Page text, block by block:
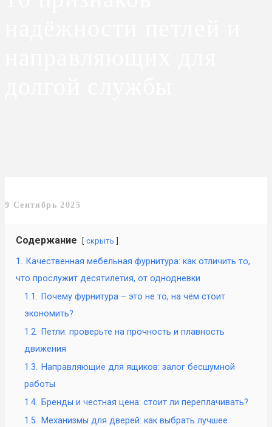
9 Сентябрь 2025
Содержание скрыть
1. Качественная мебельная фурнитура: как отличить то,
что прослужит десятилетия, от однодневки
1.1. Почему фурнитура – это не то, на чём стоит
экономить?
1.2. Петли: проверьте на прочность и плавность
движения
1.3. Направляющие для ящиков: залог бесшумной
работы
1.4. Бренды и честная цена: стоит ли переплачивать?
1.5. Механизмы для дверей: как выбрать лучшее